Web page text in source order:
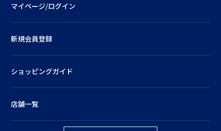
マイページ/ログイン
新規会員登録
ショッピングガイド
店舗一覧